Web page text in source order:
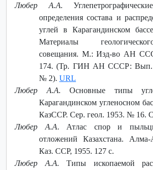
Любер А.А.
определения состава и
углей в Карагандинском
Материалы
совещания. М.: Изд-во АН
174. (Тр. ГИН АН СССР: Вып.
№ 2). URL
Любер А.А. Основные типы
Карагандинском угленосном
КазССР. Сер. геол. 1953. № 16.
Любер А.А. Атлас спор и пыльцы
отложений Казахстана.
Каз. ССР, 1955. 127 с.
Любер А.А. Типы ископаемой